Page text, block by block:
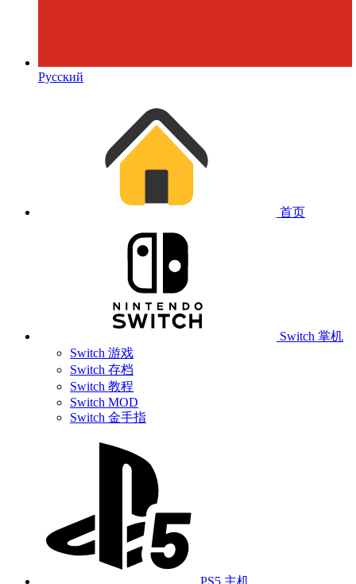
Русский
首页
Switch 掌机
Switch 游戏
Switch 存档
Switch 教程
Switch MOD
Switch 金手指